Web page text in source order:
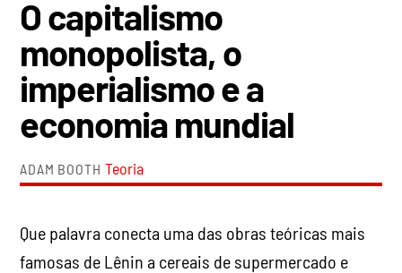
O capitalismo
monopolista, o
imperialismo e a
economia mundial
ADAM BOOTH Teoria
Que palavra conecta uma das obras teóricas mais
famosas de Lênin a cereais de supermercado e